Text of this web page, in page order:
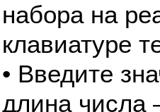
набора на
клавиатуре
• Введите
длина числа